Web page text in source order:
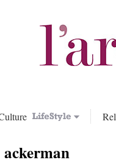
ackerman